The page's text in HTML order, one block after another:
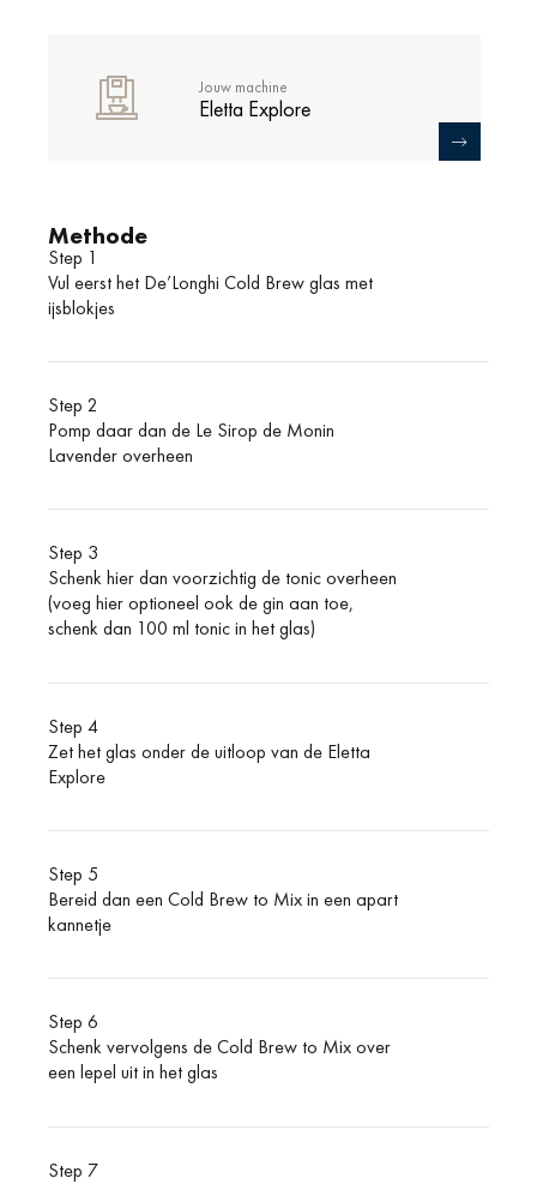
Jouw machine
Eletta Explore
Methode
Step 1
Vul eerst het De’Longhi Cold Brew glas met
ijsblokjes
Step 2
Pomp daar dan de Le Sirop de Monin
Lavender overheen
Step 3
Schenk hier dan voorzichtig de tonic overheen
(voeg hier optioneel ook de gin aan toe,
schenk dan 100 ml tonic in het glas)
Step 4
Zet het glas onder de uitloop van de Eletta
Explore
Step 5
Bereid dan een Cold Brew to Mix in een apart
kannetje
Step 6
Schenk vervolgens de Cold Brew to Mix over
een lepel uit in het glas
Step 7